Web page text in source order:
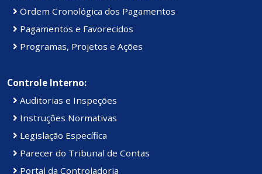
Ordem Cronológica dos Pagamentos
Pagamentos e Favorecidos
Programas, Projetos e Ações
Controle Interno:
Auditorias e Inspeções
Instruções Normativas
Legislação Específica
Parecer do Tribunal de Contas
Portal da Controladoria